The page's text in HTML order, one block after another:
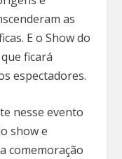
as
E o Show do
ficará
espectadores.
nesse evento
show e
comemoração